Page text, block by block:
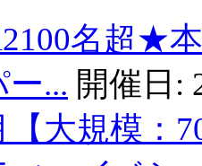
名超★
ー... 開催日:
【大規模：